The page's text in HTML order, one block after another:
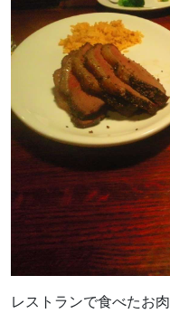
レストランで食べたお肉